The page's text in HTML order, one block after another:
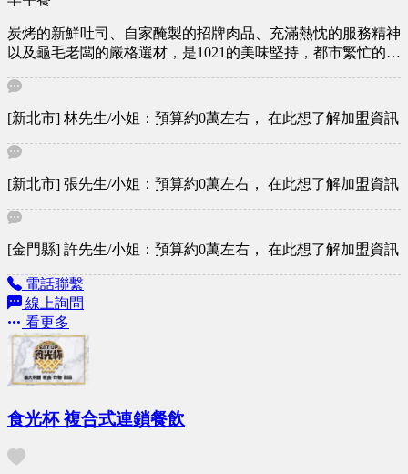
炭烤的新鮮吐司、自家醃製的招牌肉品、充滿熱忱的服務精神
以及龜毛老闆的嚴格選材，是1021的美味堅持，都市繁忙的步
把時間慢下來，好好享受美食。
[新北市] 林先生/小姐：預算約0萬左右， 在此想了解加盟資訊
[新北市] 張先生/小姐：預算約0萬左右， 在此想了解加盟資訊
[金門縣] 許先生/小姐：預算約0萬左右， 在此想了解加盟資訊
電話聯繫
線上詢問
看更多
食光杯 複合式連鎖餐飲